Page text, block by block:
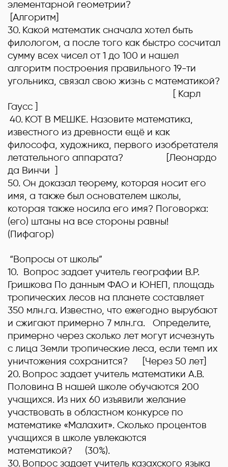
элементарной геометрии?
[Алгоритм]
30. Какой математик сначала хотел быть
филологом, а после того как быстро сосчитал
сумму всех чисел от 1 до 100 и нашел
алгоритм построения правильного 19-ти
угольника, связал свою жизнь с математикой?
[ Карл
Гаусс ]
40. КОТ В МЕШКЕ. Назовите математика,
известного из древности ещё и как
философа, художника, первого изобретателя
летательного аппарата?
[Леонардо
да Винчи ]
50. Он доказал теорему, которая носит его
имя, а также был основателем школы,
которая также носила его имя? Поговорка:
(его) штаны на все стороны равны!
(Пифагор)
“Вопросы от школы”
10. Вопрос задает учитель географии В.Р.
Гришкова По данным ФАО и ЮНЕП, площадь
тропических лесов на планете составляет
350 млн.га. Известно, что ежегодно вырубают
и сжигают примерно 7 млн.га. Определите,
примерно через сколько лет могут исчезнуть
с лица Земли тропические леса, если темп их
уничтожения сохранится?
[Через 50 лет]
20. Вопрос задает учитель математики А.В.
Половина В нашей школе обучаются 200
учащихся. Из них 60 изъявили желание
участвовать в областном конкурсе по
математике «Малахит». Сколько процентов
учащихся в школе увлекаются
математикой? (30%).
30. Вопрос задает учитель казахского языка